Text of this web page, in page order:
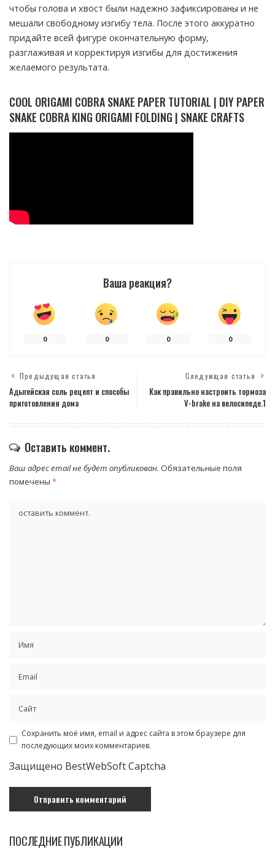
чтобы голова и хвост были надежно зафиксированы и не
мешали свободному изгибу тела. После этого аккуратно
придайте всей фигуре окончательную форму,
разглаживая и корректируя изгибы для достижения
желаемого результата.
COOL ORIGAMI COBRA SNAKE PAPER TUTORIAL | DIY PAPER
SNAKE COBRA KING ORIGAMI FOLDING | SNAKE CRAFTS
Ваша реакция?
0 0 0 0
Предыдущая статья
Адыгейская соль рецепт и способы
приготовления дома
Следующая статья
Как правильно настроить тормоза
V-brake на велосипеде.1
Оставить коммент.
Ваш адрес email не будет опубликован. Обязательные поля
помечены *
Сохранить моё имя, email и адрес сайта в этом браузере для
последующих моих комментариев.
Защищено BestWebSoft Captcha
ПОСЛЕДНИЕ ПУБЛИКАЦИИ